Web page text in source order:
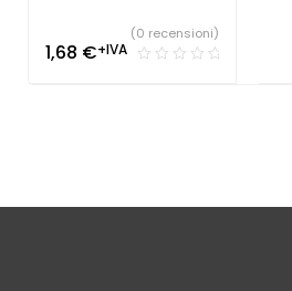
1,68 €+IVA
(0 recensioni)